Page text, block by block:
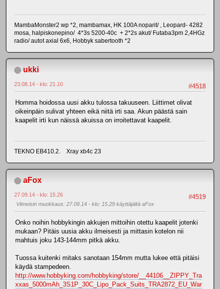
MambaMonster2 wp *2, mambamax, HK 100A noparit/ , Leopard- 4282
mosa, halpiskonepino/ 4*3s 5200-40c + 2*2s akut/ Futaba3pm 2,4HGz
radio/ autot axial 6x6, Hobbyk sabertooth *2
ukki
#4518
23.08.14 - klo: 21.10
Homma hoidossa uusi akku tulossa takuuseen. Liittimet olivat
oikeinpäin sulivat yhteen eikä niitä irti saa. Akun päästä sain
kaapelit irti kun näissä akuissa on irroitettavat kaapelit.
TEKNO EB410.2. Xray xb4c 23
aFox
#4519
27.09.14 - klo: 15.26
Viimeisin muokkaus: 27.09.14 - klo: 15.29 käyttäjältä aFox
Onko noihin hobbykingin akkujen mittoihin otettu kaapelit jotenki
mukaan? Pitäis uusia akku ilmeisesti ja mittasin kotelon nii
mahtuis joku 143-144mm pitkä akku.
Tuossa kuitenki mitaks sanotaan 154mm mutta lukee että pitäisi
käydä stampedeen.
http://www.hobbyking.com/hobbyking/store/__44106__ZIPPY_Tra
xxas_5000mAh_3S1P_30C_Lipo_Pack_Suits_TRA2872_EU_War